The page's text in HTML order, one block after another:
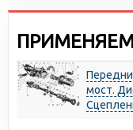
мост.